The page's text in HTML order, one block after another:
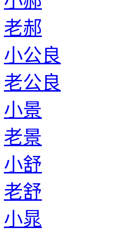
老郝
小公良
老公良
小景
老景
小舒
老舒
小晁